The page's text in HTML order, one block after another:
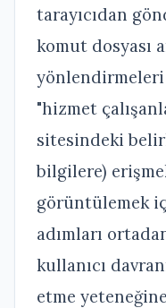
tarayıcıdan
komut dosyası
"hizmet
sitesindeki
bilgilere)
görüntülemek
adımları
kullanıcı
etme